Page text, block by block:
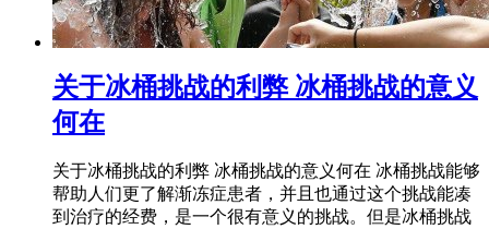
​关于冰桶挑战的利弊 冰桶挑战的意义
何在
关于冰桶挑战的利弊 冰桶挑战的意义何在 冰桶挑战能够
帮助人们更了解渐冻症患者，并且也通过这个挑战能凑
到治疗的经费，是一个很有意义的挑战。但是冰桶挑战